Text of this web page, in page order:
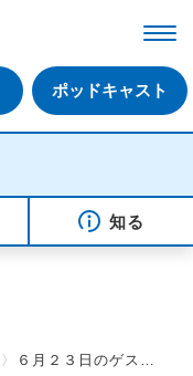
ポッドキャスト
知る
〉 ６月２３日のゲストは永野さん（PART２）